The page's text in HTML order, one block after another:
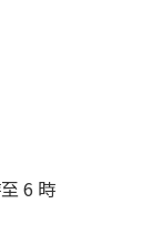
6 時